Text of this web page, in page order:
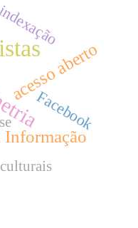
Informação
acesso aberto
Facebook